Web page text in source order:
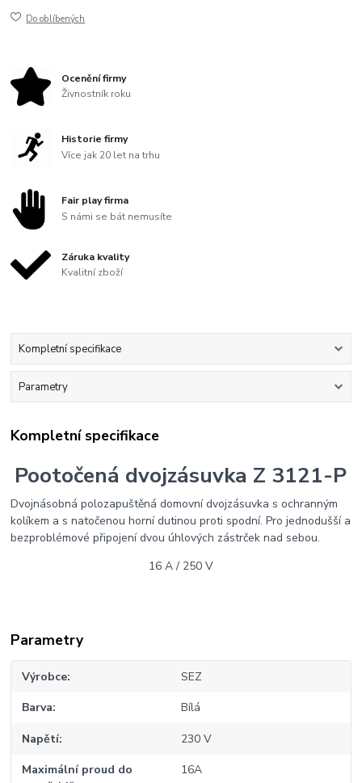
Do oblíbených
Ocenění firmy
Živnostník roku
Historie firmy
Více jak 20 let na trhu
Fair play firma
S námi se bát nemusíte
Záruka kvality
Kvalitní zboží
Kompletní specifikace
Parametry
Kompletní specifikace
Pootočená dvojzásuvka Z 3121-P
Dvojnásobná polozapuštěná domovní dvojzásuvka s ochranným
kolíkem a s natočenou horní dutinou proti spodní. Pro jednodušší a
bezproblémové připojení dvou úhlových zástrček nad sebou.
16 A / 250 V
Parametry
Výrobce SEZ
Barva Bílá
Napětí 230 V
Maximální proud do
16A